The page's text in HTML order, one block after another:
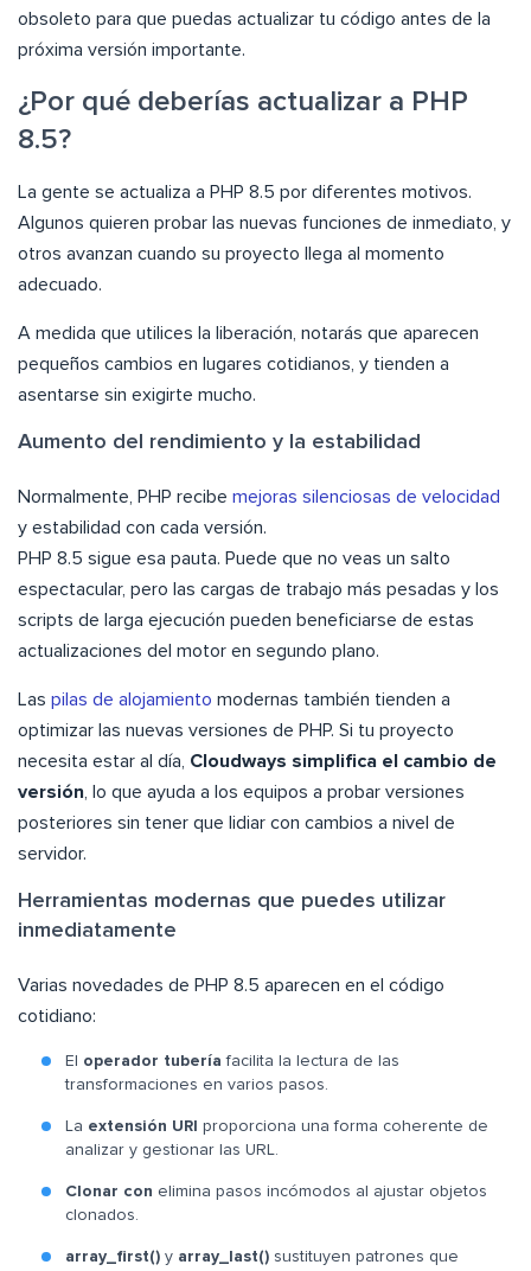
obsoleto para que puedas actualizar tu código antes de la
próxima versión importante.
¿Por qué deberías actualizar a PHP
8.5?
La gente se actualiza a PHP 8.5 por diferentes motivos.
Algunos quieren probar las nuevas funciones de inmediato, y
otros avanzan cuando su proyecto llega al momento
adecuado.
A medida que utilices la liberación, notarás que aparecen
pequeños cambios en lugares cotidianos, y tienden a
asentarse sin exigirte mucho.
Aumento del rendimiento y la estabilidad
Normalmente, PHP recibe mejoras silenciosas de velocidad
y estabilidad con cada versión.
PHP 8.5 sigue esa pauta. Puede que no veas un salto
espectacular, pero las cargas de trabajo más pesadas y los
scripts de larga ejecución pueden beneficiarse de estas
actualizaciones del motor en segundo plano.
Las pilas de alojamiento modernas también tienden a
optimizar las nuevas versiones de PHP. Si tu proyecto
necesita estar al día, Cloudways simplifica el cambio de
versión, lo que ayuda a los equipos a probar versiones
posteriores sin tener que lidiar con cambios a nivel de
servidor.
Herramientas modernas que puedes utilizar
inmediatamente
Varias novedades de PHP 8.5 aparecen en el código
cotidiano:
El operador tubería facilita la lectura de las
transformaciones en varios pasos.
La extensión URI proporciona una forma coherente de
analizar y gestionar las URL.
Clonar con elimina pasos incómodos al ajustar objetos
clonados.
array_first() y array_last() sustituyen patrones que